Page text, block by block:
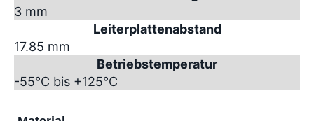
3 mm
Leiterplattenabstand
17.85 mm
Betriebstemperatur
-55°C bis +125°C